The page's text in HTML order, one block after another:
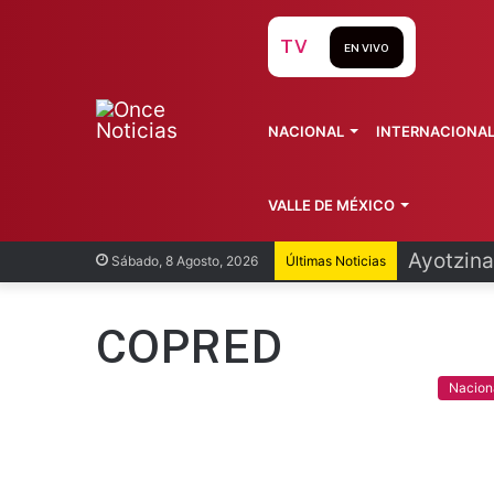
Sábado, 8 Agosto, 2026 Últimas Noticias
TV EN VIVO
NACIONAL INTERNACIONAL
VALLE DE MÉXICO
COPRED